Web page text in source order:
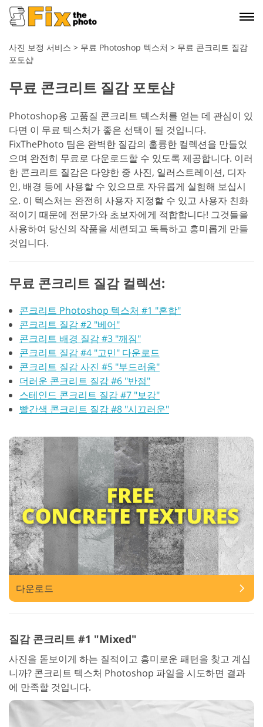
사진 보정 서비스 > 무료 Photoshop 텍스처 > 무료 콘크리트 질감
포토샵
무료 콘크리트 질감 포토샵
Photoshop용 고품질 콘크리트 텍스처를 얻는 데 관심이 있
다면 이 무료 텍스처가 좋은 선택이 될 것입니다.
FixThePhoto 팀은 완벽한 질감의 훌륭한 컬렉션을 만들었
으며 완전히 무료로 다운로드할 수 있도록 제공합니다. 이러
한 콘크리트 질감은 다양한 중 사진, 일러스트레이션, 디자
인, 배경 등에 사용할 수 있으므로 자유롭게 실험해 보십시
오. 이 텍스처는 완전히 사용자 지정할 수 있고 사용자 친화
적이기 때문에 전문가와 초보자에게 적합합니다! 그것들을
사용하여 당신의 작품을 세련되고 독특하고 흥미롭게 만들
것입니다.
무료 콘크리트 질감 컬렉션:
콘크리트 Photoshop 텍스처 #1 "혼합"
콘크리트 질감 #2 "베어"
콘크리트 배경 질감 #3 "깨짐"
콘크리트 질감 #4 "고민" 다운로드
콘크리트 질감 사진 #5 "부드러움"
더러운 콘크리트 질감 #6 "반점"
스테인드 콘크리트 질감 #7 "보강"
빨간색 콘크리트 질감 #8 "시끄러운"
다운로드
질감 콘크리트 #1 "Mixed"
사진을 돋보이게 하는 질적이고 흥미로운 패턴을 찾고 계십
니까? 콘크리트 텍스처 Photoshop 파일을 시도하면 결과
에 만족할 것입니다.